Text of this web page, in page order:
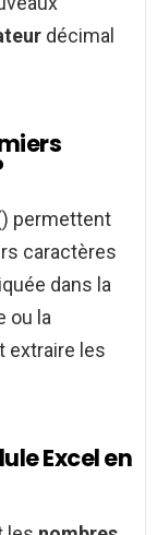
décimal
permettent
caractères
dans la
ou la
extraire les
Excel en